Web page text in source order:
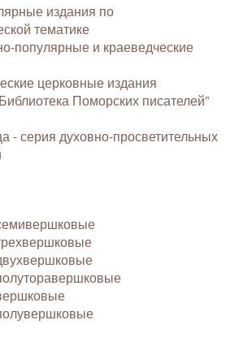
издания по
тематике
популярные и краеведческие
церковные издания
Поморских писателей”
- серия духовно-просветительных